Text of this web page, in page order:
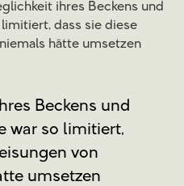
ihres Beckens und
dass sie diese
hätte umsetzen
Beckens und
war so limitiert,
von
umsetzen